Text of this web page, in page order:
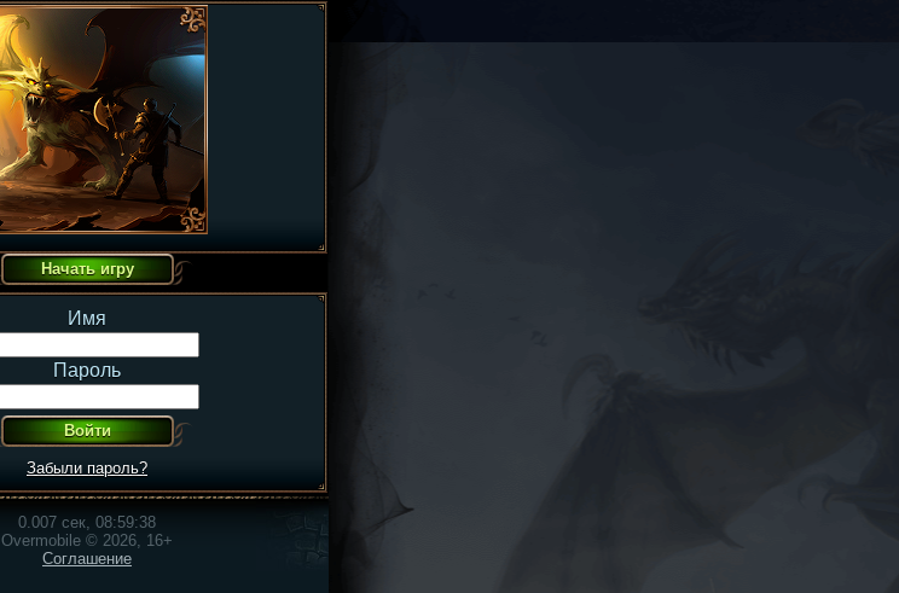
Имя
Пароль
Забыли пароль?
0.007 сек, 08:59:38
Overmobile © 2026, 16+
Соглашение